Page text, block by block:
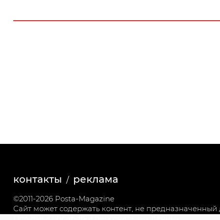
контакты реклама
©2011-2026 Posta-Magazine
Сайт может содержать контент, не предназначенный